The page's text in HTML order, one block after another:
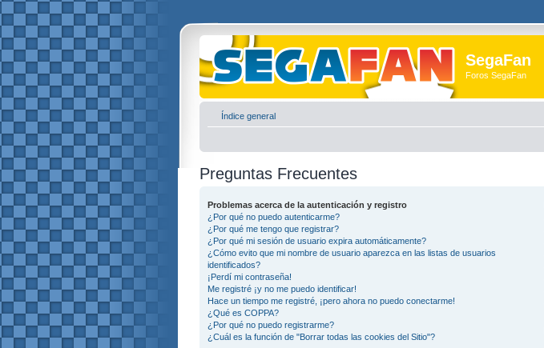
SegaFan
Foros SegaFan
Índice general
Preguntas Frecuentes
Problemas acerca de la autenticación y registro
¿Por qué no puedo autenticarme?
¿Por qué me tengo que registrar?
¿Por qué mi sesión de usuario expira automáticamente?
¿Cómo evito que mi nombre de usuario aparezca en las listas de usuarios
identificados?
¡Perdí mi contraseña!
Me registré ¡y no me puedo identificar!
Hace un tiempo me registré, ¡pero ahora no puedo conectarme!
¿Qué es COPPA?
¿Por qué no puedo registrarme?
¿Cuál es la función de "Borrar todas las cookies del Sitio"?